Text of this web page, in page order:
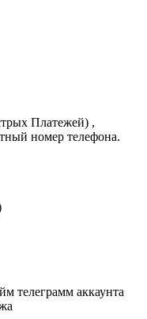
Платежей) ,
номер телефона.
телеграмм аккаунта